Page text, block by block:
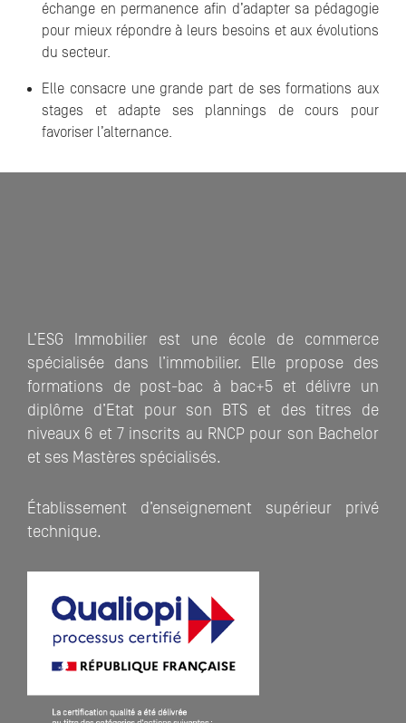
échange en permanence afin d’adapter sa pédagogie
pour mieux répondre à leurs besoins et aux évolutions
du secteur.
Elle consacre une grande part de ses formations aux
stages et adapte ses plannings de cours pour
favoriser l’alternance.
L’ESG Immobilier est une école de commerce
spécialisée dans l’immobilier. Elle propose des
formations de post-bac à bac+5 et délivre un
diplôme d’Etat pour son BTS et des titres de
niveaux 6 et 7 inscrits au RNCP pour son Bachelor
et ses Mastères spécialisés.
Établissement d’enseignement supérieur privé
technique.